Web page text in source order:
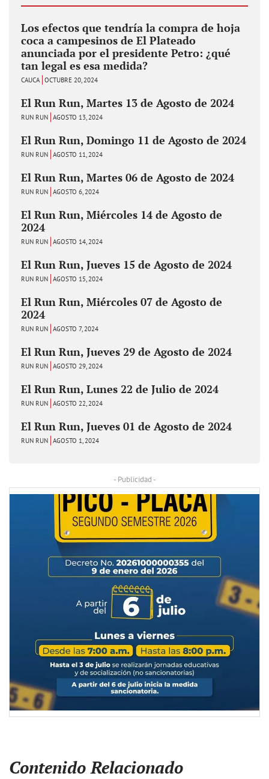
Los efectos que tendría la compra de hoja
coca a campesinos de El Plateado
anunciada por el presidente Petro: ¿qué
tan legal es esa medida?
CAUCA OCTUBRE 20, 2024
El Run Run, Martes 13 de Agosto de 2024
RUN RUN AGOSTO 13, 2024
El Run Run, Domingo 11 de Agosto de 2024
RUN RUN AGOSTO 11, 2024
El Run Run, Martes 06 de Agosto de 2024
RUN RUN AGOSTO 6, 2024
El Run Run, Miércoles 14 de Agosto de
2024
RUN RUN AGOSTO 14, 2024
El Run Run, Jueves 15 de Agosto de 2024
RUN RUN AGOSTO 15, 2024
El Run Run, Miércoles 07 de Agosto de
2024
RUN RUN AGOSTO 7, 2024
El Run Run, Jueves 29 de Agosto de 2024
RUN RUN AGOSTO 29, 2024
El Run Run, Lunes 22 de Julio de 2024
RUN RUN AGOSTO 22, 2024
El Run Run, Jueves 01 de Agosto de 2024
RUN RUN AGOSTO 1, 2024
- Publicidad -
Contenido Relacionado